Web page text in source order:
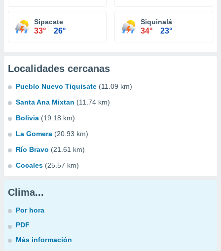
Sipacate
33° 26°
Siquinalá
34° 23°
Localidades cercanas
Pueblo Nuevo Tiquisate (11.09 km)
Santa Ana Mixtan (11.74 km)
Bolivia (19.18 km)
La Gomera (20.93 km)
Río Bravo (21.61 km)
Cocales (25.57 km)
Clima...
Por hora
PDF
Más información